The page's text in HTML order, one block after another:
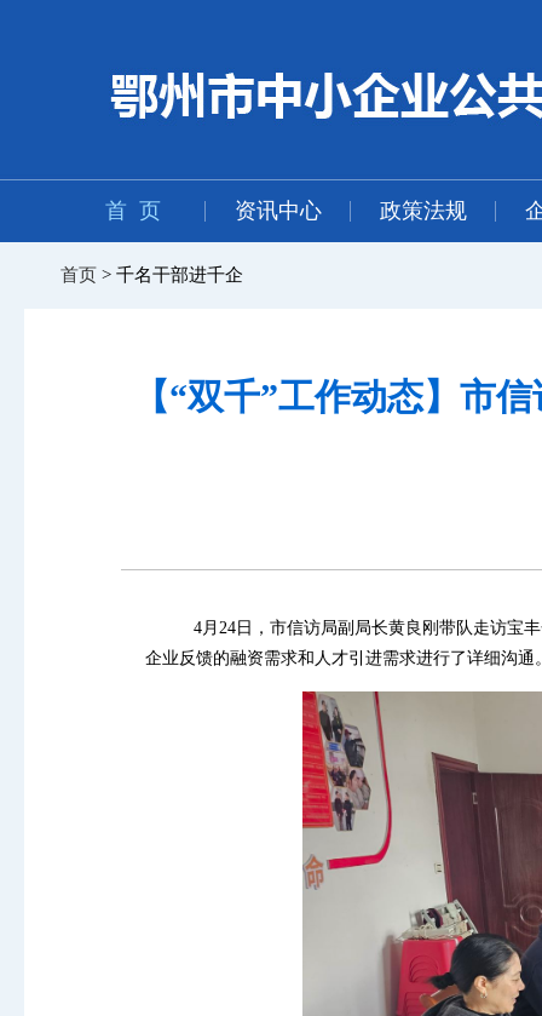
首 页 资讯中心 政策法规
首页 > 千名干部进千企
【“双千”工作动态】市
4月24日，市信访局副局长黄良刚带队走访宝丰
企业反馈的融资需求和人才引进需求进行了详细沟通